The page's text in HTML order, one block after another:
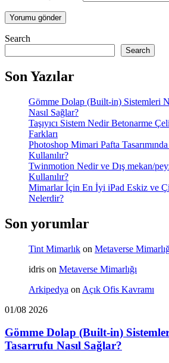
Search
Search
Son Yazılar
Gömme Dolap (Built-in) Sistemleri
Nasıl Sağlar?
Taşıyıcı Sistem Nedir Betonarme
Farkları
Photoshop Mimari Pafta
Kullanılır?
Twinmotion Nedir ve Dış mekan/
Kullanılır?
Mimarlar İçin En İyi iPad Eskiz ve
Nelerdir?
Son yorumlar
Tint Mimarlık on Metaverse
idris on Metaverse Mimarlığı
Arkipedya on Açık Ofis Kavramı
01/08 2026
Gömme Dolap (Built-in)
Tasarrufu Nasıl Sağlar?